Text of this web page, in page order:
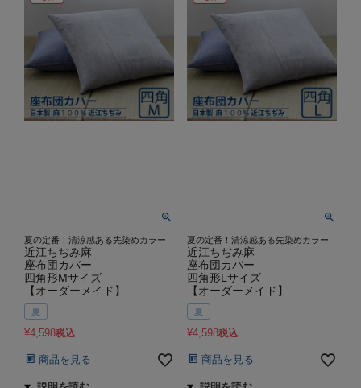
夏の定番！清涼感ある先染めカラー
近江ちぢみ麻
座布団カバー
四角形Mサイズ
【オーダーメイド】
夏
¥4,598税込
商品を見る
夏の定番！清涼感ある先染めカラー
近江ちぢみ麻
座布団カバー
四角形Lサイズ
【オーダーメイド】
夏
¥4,598税込
商品を見る